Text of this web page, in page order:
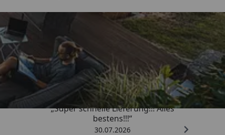
Trusted Shops
4,93/ 5
„Super schnelle Lieferung!!! Alles
bestens!!!“
30.07.2026